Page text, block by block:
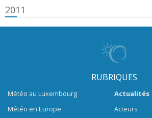
2011
RUBRIQUES
Météo au Luxembourg
Météo en Europe
Actualités
Acteurs